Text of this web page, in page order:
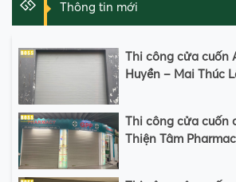
Thông tin mới
Thi công cửa cuốn
Huyền – Mai Thúc
Thi công cửa cuốn
Thiện Tâm